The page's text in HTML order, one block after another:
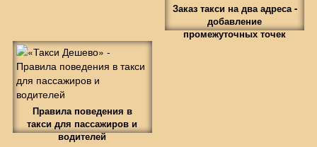
Заказ такси на два адреса -
добавление
промежуточных точек
Правила поведения в
такси для пассажиров и
водителей